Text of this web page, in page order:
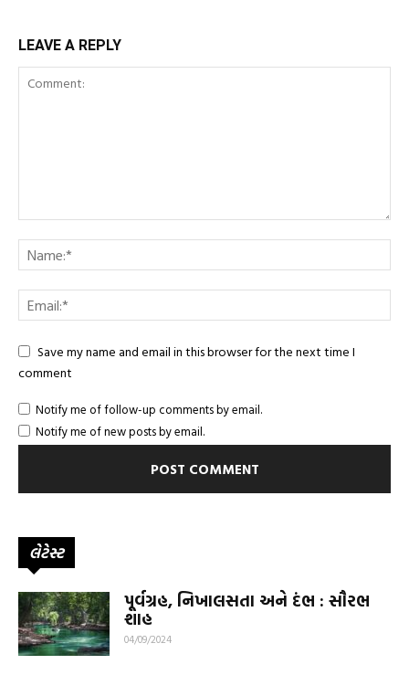
LEAVE A REPLY
Save my name and email in this browser for the next time I
comment
Notify me of follow-up comments by email.
Notify me of new posts by email.
લેટેસ્ટ
પૂર્વગ્રહ, નિખાલસતા અને દંભ : સૌરભ
શાહ
04/09/2024